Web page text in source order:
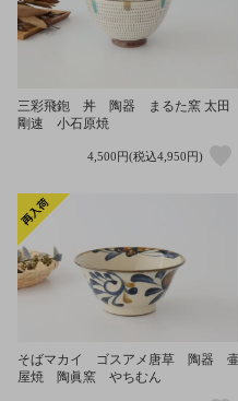
三彩飛鉋 丼 陶器 まるた窯 太田
剛速 小石原焼
4,500円(税込4,950円)
そばマカイ ゴスアメ唐草 陶器
屋焼 陶眞窯 やちむん